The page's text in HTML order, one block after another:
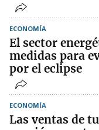
ECONOMÍA
El sector
medidas para
por el eclipse
ECONOMÍA
Las ventas de